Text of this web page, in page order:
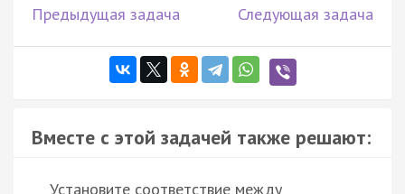
Предыдущая задача Следующая задача
Вместе с этой задачей также решают:
Установите соответствие между